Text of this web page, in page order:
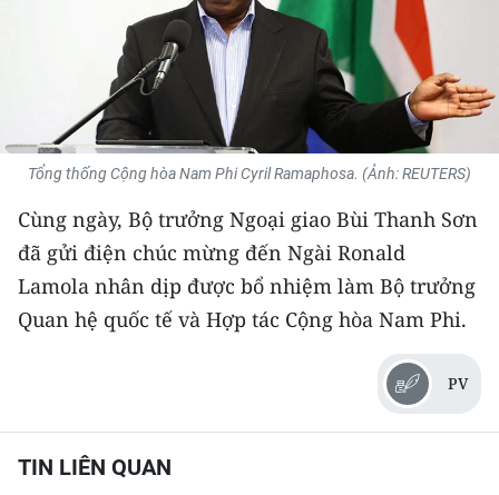
KHOA HỌC - CÔNG NGHỆ
MÔI TRƯỜNG
BẠN ĐỌC
KIỂM CHỨNG THÔNG TIN
TRI THỨC CHUYÊN SÂU
MỘT SẢN PHẨM
Tổng thống Cộng hòa Nam Phi Cyril Ramaphosa. (Ảnh: REUTERS)
Cùng ngày, Bộ trưởng Ngoại giao Bùi Thanh Sơn
đã gửi điện chúc mừng đến Ngài Ronald
Lamola nhân dịp được bổ nhiệm làm Bộ trưởng
Quan hệ quốc tế và Hợp tác Cộng hòa Nam Phi.
PV
TIN LIÊN QUAN